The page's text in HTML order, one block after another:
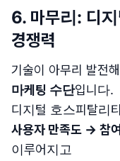
6. 마무리: 디
경쟁력
기술이 아무리 발전
마케팅 수단입니다.
디지털 호스피탈리
사용자 만족도 → 참
이루어지고